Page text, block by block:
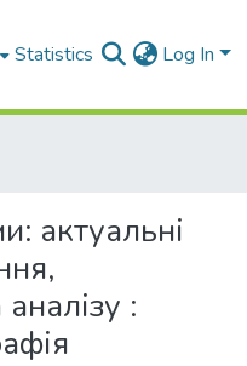
Statistics Log In
актуальні
: